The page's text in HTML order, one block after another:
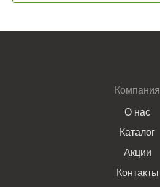
Компания
О нас
Каталог
Акции
Контакты